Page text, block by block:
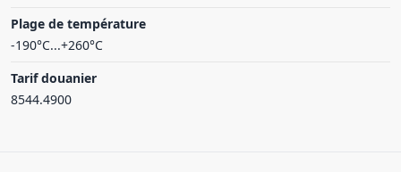
Plage de température
-190°C...+260°C
Tarif douanier
8544.4900